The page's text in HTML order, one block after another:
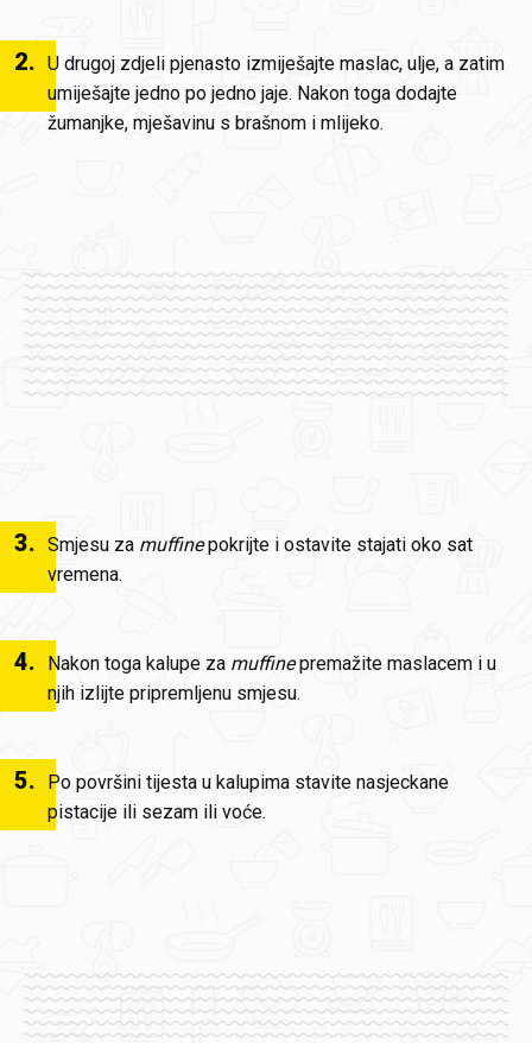
2. U drugoj zdjeli pjenasto izmiješajte maslac, ulje, a zatim
umiješajte jedno po jedno jaje. Nakon toga dodajte
žumanjke, mješavinu s brašnom i mlijeko.
3. Smjesu za muffinepokrijte i ostavite stajati oko sat
vremena.
4. Nakon toga kalupe za muffinepremažite maslacem i u
njih izlijte pripremljenu smjesu.
5.
Po površini tijesta u kalupima stavite nasjeckane
pistacije ili sezam ili voće.